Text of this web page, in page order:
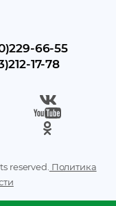
66-55
17-78
reserved. Политика